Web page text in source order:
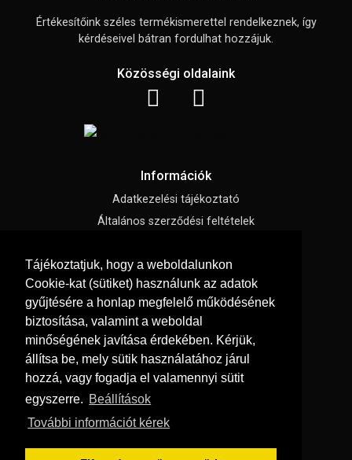
Tájékoztatjuk, hogy a weboldalunkon
Cookie-kat (sütiket) használunk az adatok
gyűjtésére a honlap megfelelő működésének
biztosítása, valamint a weboldal
minőségének javítása érdekében. Kérjük,
állítsa be, mely sütik használatához járul
hozzá, vagy fogadja el valamennyi sütit
egyszerre. Beállítások
További információt kérek
Értékesítőink széles termékismerettel rendelkeznek, így
kérdéseivel bátran fordulhat hozzájuk.
Közösségi oldalaink
Információk
Adatkezelési tájékoztató
Általános szerződési feltételek
Süti beállítások
Menü
Hírek, cikkek
Kapcsolat
Letölthető katalógusok
Szállítás és fizetés
Vásárlási feltételek